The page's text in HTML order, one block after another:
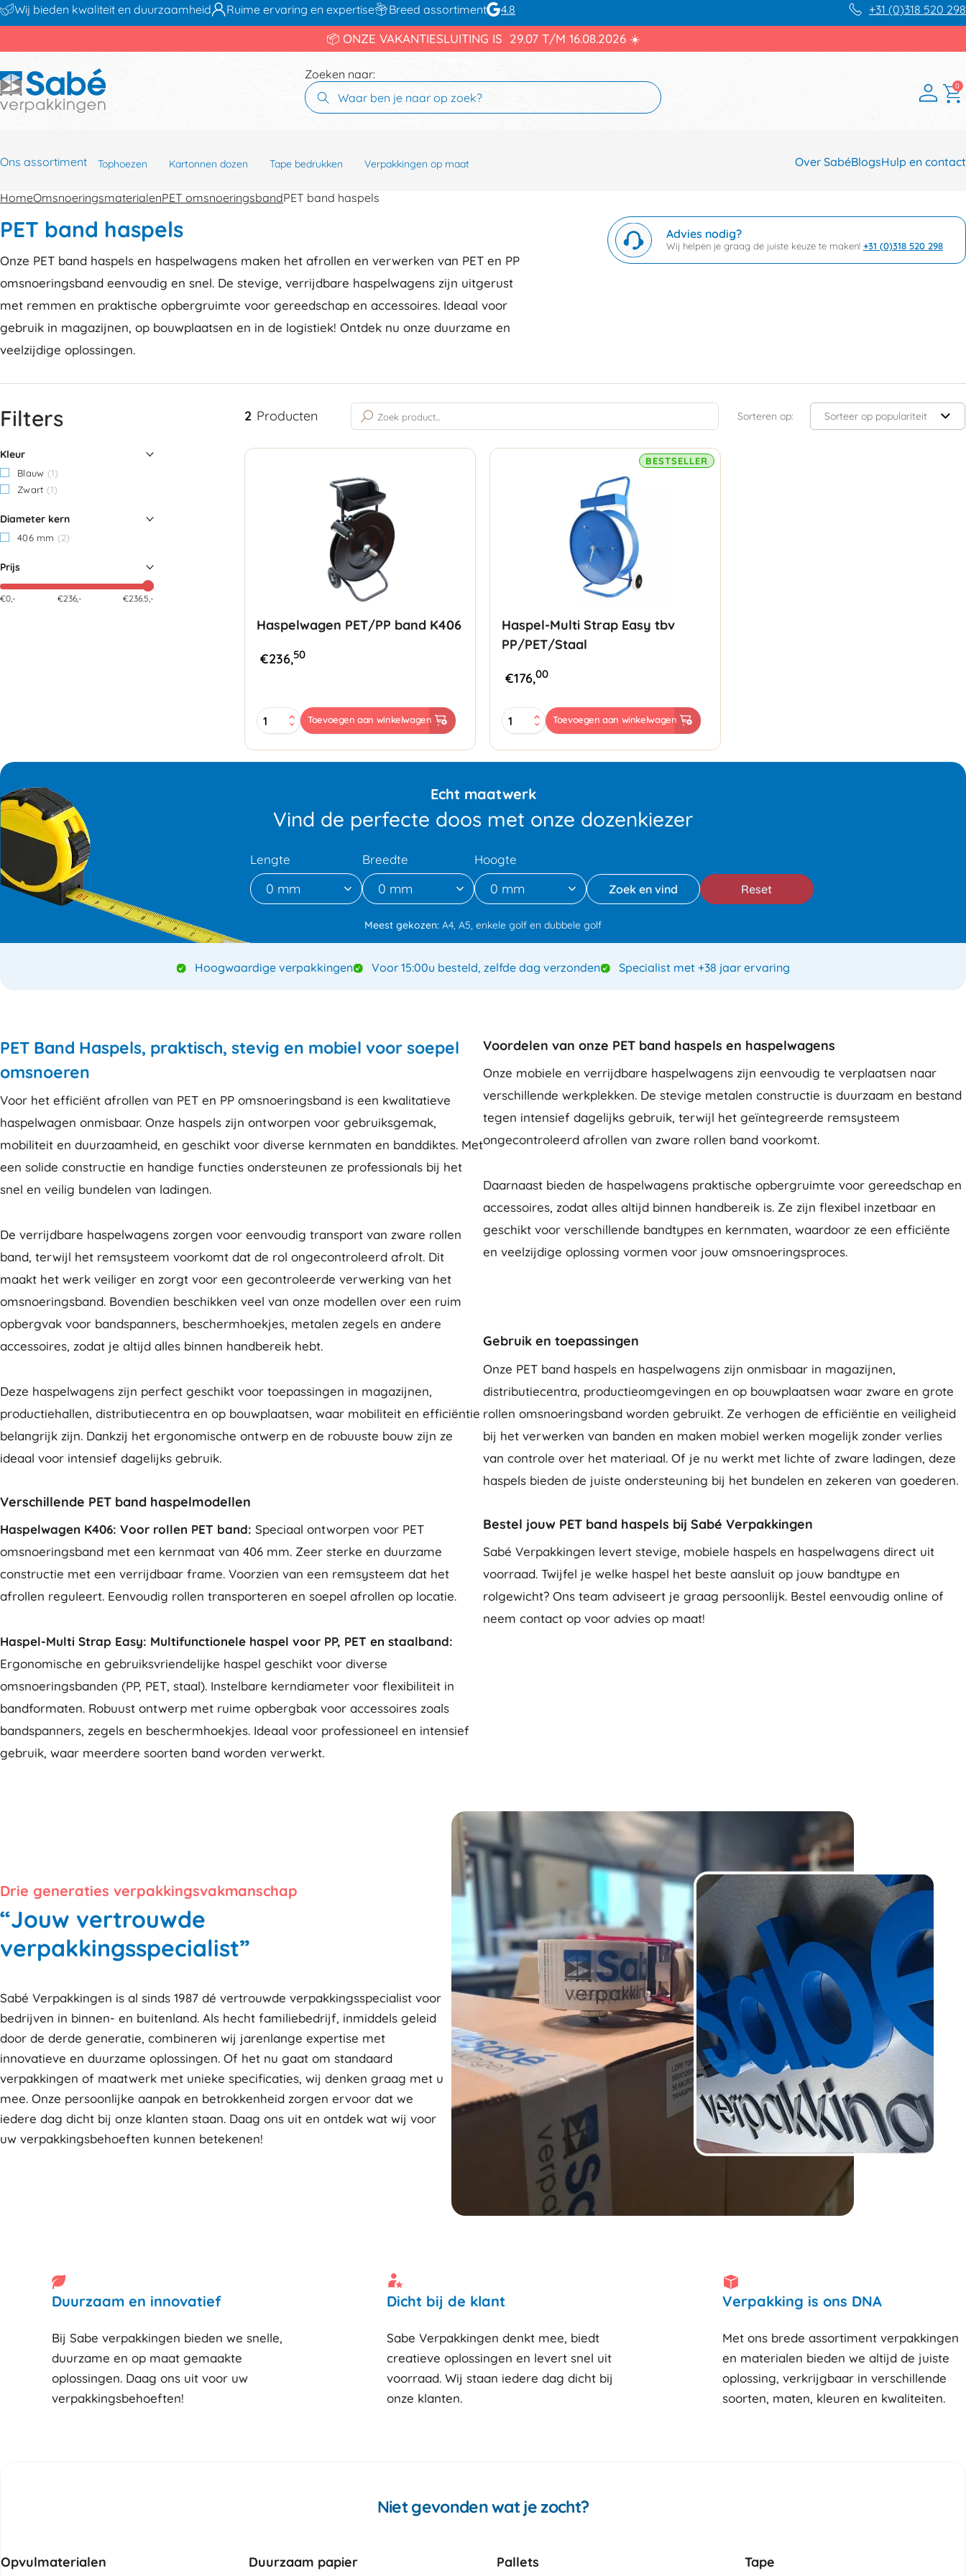
Wij bieden kwaliteit en duurzaamheid Ruime ervaring en expertise Breed assortiment 4.8 +31 (0)318 520 298
📦 ONZE VAKANTIESLUITING IS 29.07 T/M 16.08.2026 ☀️
Zoeken naar:
0
Ons assortiment Over SabéBlogsHulp en contact
Tophoezen Kartonnen dozen Tape bedrukken Verpakkingen op maat
HomeOmsnoeringsmaterialenPET omsnoeringsbandPET band haspels
PET band haspels
Onze PET band haspels en haspelwagens maken het afrollen en verwerken van PET en PP
omsnoeringsband eenvoudig en snel. De stevige, verrijdbare haspelwagens zijn uitgerust
met remmen en praktische opbergruimte voor gereedschap en accessoires. Ideaal voor
gebruik in magazijnen, op bouwplaatsen en in de logistiek! Ontdek nu onze duurzame en
veelzijdige oplossingen.
Advies nodig?
Wij helpen je graag de juiste keuze te maken! +31 (0)318 520 298
Filters
Kleur
Blauw (1)
Zwart (1)
Diameter kern
406 mm (2)
Prijs
€0,- €236,- €236.5,-
2 Producten Gesorteerd Sorteren op:
Haspelwagen PET/PP band K406
€236,50
Haspelwagen
PET/PP
K406
Toevoegen aan winkelwagen
BESTSELLER
Haspel-Multi Strap Easy tbv
PP/PET/Staal
€176,00
Haspel-
Multi
Easy
aantal
Toevoegen aan winkelwagen
Echt maatwerk
Vind de perfecte doos met onze dozenkiezer
Lengte
0 mm
Breedte
0 mm
Hoogte
0 mm Reset
Meest gekozen: A4, A5, enkele golf en dubbele golf
Hoogwaardige verpakkingen Voor 15:00u besteld, zelfde dag verzonden Specialist met +38 jaar ervaring
PET Band Haspels, praktisch, stevig en mobiel voor soepel
omsnoeren
Voor het efficiënt afrollen van PET en PP omsnoeringsband is een kwalitatieve
haspelwagen onmisbaar. Onze haspels zijn ontworpen voor gebruiksgemak,
mobiliteit en duurzaamheid, en geschikt voor diverse kernmaten en banddiktes. Met
een solide constructie en handige functies ondersteunen ze professionals bij het
snel en veilig bundelen van ladingen.
De verrijdbare haspelwagens zorgen voor eenvoudig transport van zware rollen
band, terwijl het remsysteem voorkomt dat de rol ongecontroleerd afrolt. Dit
maakt het werk veiliger en zorgt voor een gecontroleerde verwerking van het
omsnoeringsband. Bovendien beschikken veel van onze modellen over een ruim
opbergvak voor bandspanners, beschermhoekjes, metalen zegels en andere
accessoires, zodat je altijd alles binnen handbereik hebt.
Deze haspelwagens zijn perfect geschikt voor toepassingen in magazijnen,
productiehallen, distributiecentra en op bouwplaatsen, waar mobiliteit en efficiëntie
belangrijk zijn. Dankzij het ergonomische ontwerp en de robuuste bouw zijn ze
ideaal voor intensief dagelijks gebruik.
Verschillende PET band haspelmodellen
Haspelwagen K406: Voor rollen PET band: Speciaal ontworpen voor PET
omsnoeringsband met een kernmaat van 406 mm. Zeer sterke en duurzame
constructie met een verrijdbaar frame. Voorzien van een remsysteem dat het
afrollen reguleert. Eenvoudig rollen transporteren en soepel afrollen op locatie.
Haspel-Multi Strap Easy: Multifunctionele haspel voor PP, PET en staalband:
Ergonomische en gebruiksvriendelijke haspel geschikt voor diverse
omsnoeringsbanden (PP, PET, staal). Instelbare kerndiameter voor flexibiliteit in
bandformaten. Robuust ontwerp met ruime opbergbak voor accessoires zoals
bandspanners, zegels en beschermhoekjes. Ideaal voor professioneel en intensief
gebruik, waar meerdere soorten band worden verwerkt.
Voordelen van onze PET band haspels en haspelwagens
Onze mobiele en verrijdbare haspelwagens zijn eenvoudig te verplaatsen naar
verschillende werkplekken. De stevige metalen constructie is duurzaam en bestand
tegen intensief dagelijks gebruik, terwijl het geïntegreerde remsysteem
ongecontroleerd afrollen van zware rollen band voorkomt.
Daarnaast bieden de haspelwagens praktische opbergruimte voor gereedschap en
accessoires, zodat alles altijd binnen handbereik is. Ze zijn flexibel inzetbaar en
geschikt voor verschillende bandtypes en kernmaten, waardoor ze een efficiënte
en veelzijdige oplossing vormen voor jouw omsnoeringsproces.
Gebruik en toepassingen
Onze PET band haspels en haspelwagens zijn onmisbaar in magazijnen,
distributiecentra, productieomgevingen en op bouwplaatsen waar zware en grote
rollen omsnoeringsband worden gebruikt. Ze verhogen de efficiëntie en veiligheid
bij het verwerken van banden en maken mobiel werken mogelijk zonder verlies
van controle over het materiaal. Of je nu werkt met lichte of zware ladingen, deze
haspels bieden de juiste ondersteuning bij het bundelen en zekeren van goederen.
Bestel jouw PET band haspels bij Sabé Verpakkingen
Sabé Verpakkingen levert stevige, mobiele haspels en haspelwagens direct uit
voorraad. Twijfel je welke haspel het beste aansluit op jouw bandtype en
rolgewicht? Ons team adviseert je graag persoonlijk. Bestel eenvoudig online of
neem contact op voor advies op maat!
Drie generaties verpakkingsvakmanschap
“Jouw vertrouwde
verpakkingsspecialist”
Sabé Verpakkingen is al sinds 1987 dé vertrouwde verpakkingsspecialist voor
bedrijven in binnen- en buitenland. Als hecht familiebedrijf, inmiddels geleid
door de derde generatie, combineren wij jarenlange expertise met
innovatieve en duurzame oplossingen. Of het nu gaat om standaard
verpakkingen of maatwerk met unieke specificaties, wij denken graag met u
mee. Onze persoonlijke aanpak en betrokkenheid zorgen ervoor dat we
iedere dag dicht bij onze klanten staan. Daag ons uit en ontdek wat wij voor
uw verpakkingsbehoeften kunnen betekenen!
Duurzaam en innovatief
Bij Sabe verpakkingen bieden we snelle,
duurzame en op maat gemaakte
oplossingen. Daag ons uit voor uw
verpakkingsbehoeften!
Dicht bij de klant
Sabe Verpakkingen denkt mee, biedt
creatieve oplossingen en levert snel uit
voorraad. Wij staan iedere dag dicht bij
onze klanten
Verpakking is ons DNA
Met ons brede assortiment verpakkingen
en materialen bieden we altijd de juiste
oplossing, verkrijgbaar in verschillende
soorten, maten, kleuren en kwaliteiten.
Niet gevonden wat je zocht?
Opvulmaterialen Duurzaam papier Pallets Tape